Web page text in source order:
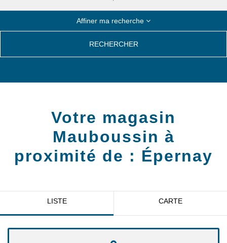
Affiner ma recherche
RECHERCHER
Votre magasin
Mauboussin à
proximité de : Épernay
LISTE CARTE